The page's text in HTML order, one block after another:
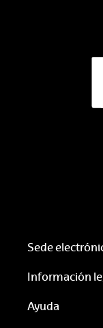
Sede
Información
Ayuda